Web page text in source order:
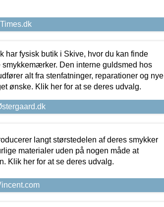
har fysisk butik i Skive, hvor du kan finde
smykkemærker. Den interne guldsmed hos
alt fra stenfatninger, reparationer og nye
ønske. Klik her for at se deres udvalg.
langt størstedelen af deres smykker
materialer uden på nogen måde at
Klik her for at se deres udvalg.